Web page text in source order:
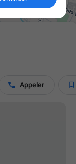
 Appeler 